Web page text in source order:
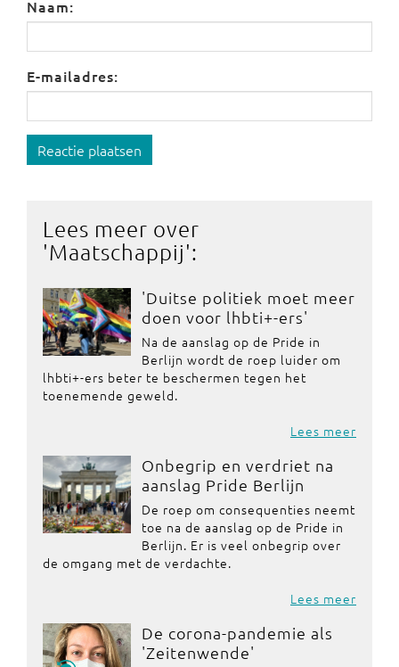
Naam:
E-mailadres:
Reactie plaatsen
Lees meer over
'Maatschappij':
'Duitse politiek moet meer
doen voor lhbti+-ers'
Na de aanslag op de Pride in
Berlijn wordt de roep luider om
lhbti+-ers beter te beschermen tegen het
toenemende geweld.
Lees meer
Onbegrip en verdriet na
aanslag Pride Berlijn
De roep om consequenties neemt
toe na de aanslag op de Pride in
Berlijn. Er is veel onbegrip over
de omgang met de verdachte.
Lees meer
De corona-pandemie als
'Zeitenwende'